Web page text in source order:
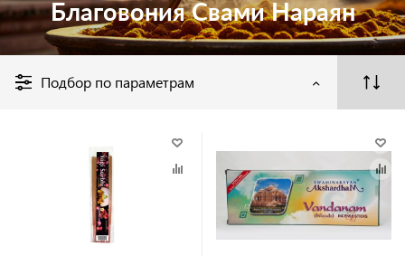
Благовония Свами Нараян
Подбор по параметрам